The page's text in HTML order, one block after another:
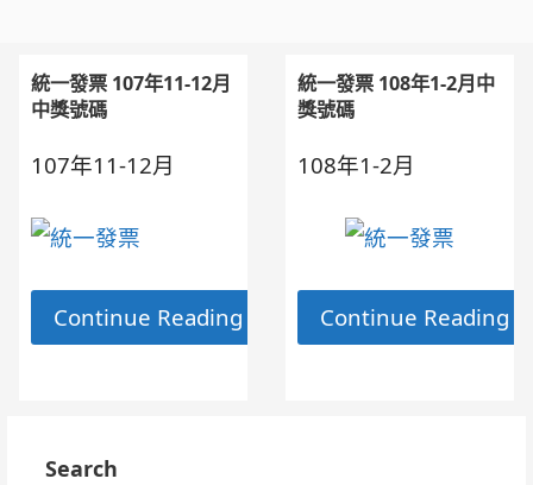
統一發票 108年1-2月中
獎號碼
108年1-2月
Continue Reading
統一發票 107年11-12月
中獎號碼
107年11-12月
Continue Reading →
Search